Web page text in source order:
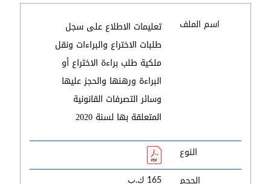
اسم الملف
تعليمات الاطلاع على سجل
طلبات الاختراع والبراءات ونقل
ملكية طلب براءة الاختراع أو
البراءة ورهنها والحجز عليها
وسائر التصرفات القانونية
المتعلقة بها لسنة 2020
النوع
الحجم
165 ك.ب